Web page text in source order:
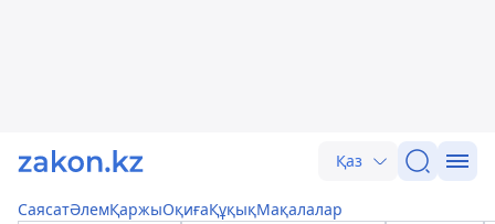
Қаз
СаясатӘлемҚаржыОқиғаҚұқықМақалалар